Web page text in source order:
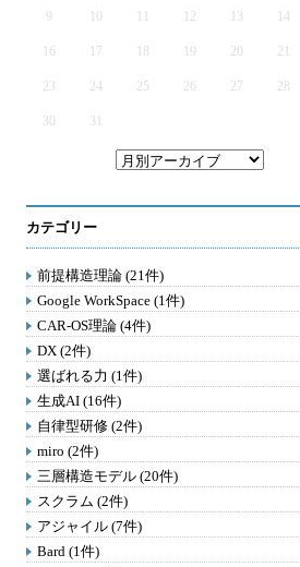
9 12 13 14
16 17 19 20 21
23 24 25 26 27 28
30 31
カテゴリー
前提構造理論 (21件)
Google WorkSpace (1件)
CAR-OS理論 (4件)
DX (2件)
選ばれる力 (1件)
生成AI (16件)
自律型研修 (2件)
miro (2件)
三層構造モデル (20件)
スクラム (2件)
アジャイル (7件)
Bard (1件)